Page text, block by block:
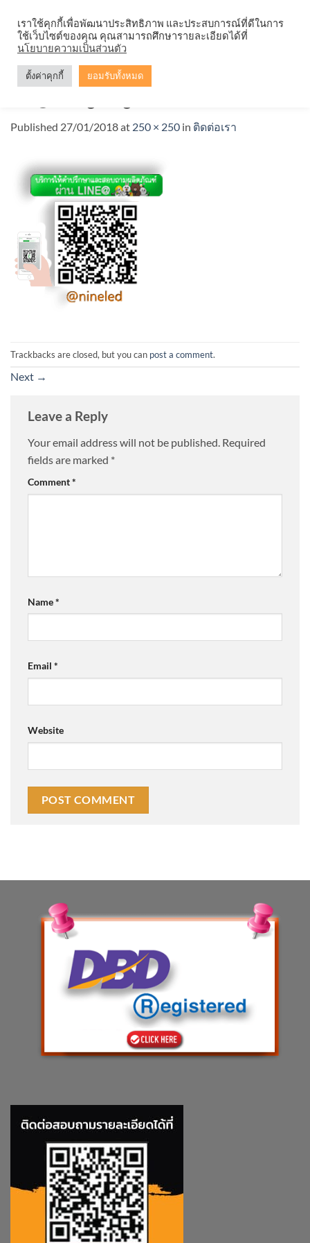
content
Published 27/01/2018at 250 × 250 in ติดต่อเรา
Trackbacks are closed, but you can post a comment.
Next →
Leave a Reply
Your email address will not be published. Required
fields are marked *
Comment*
Name*
Email *
Website
เราใช้คุกกี้เพื่อพัฒนาประสิทธิภาพ และประสบการณ์ที่ดีในการ
ใช้เว็บไซต์ของคุณ คุณสามารถศึกษารายละเอียดได้ที่
นโยบายความเป็นส่วนตัว
ตั้งค่าคุกกี้ ยอมรับทั้งหมด